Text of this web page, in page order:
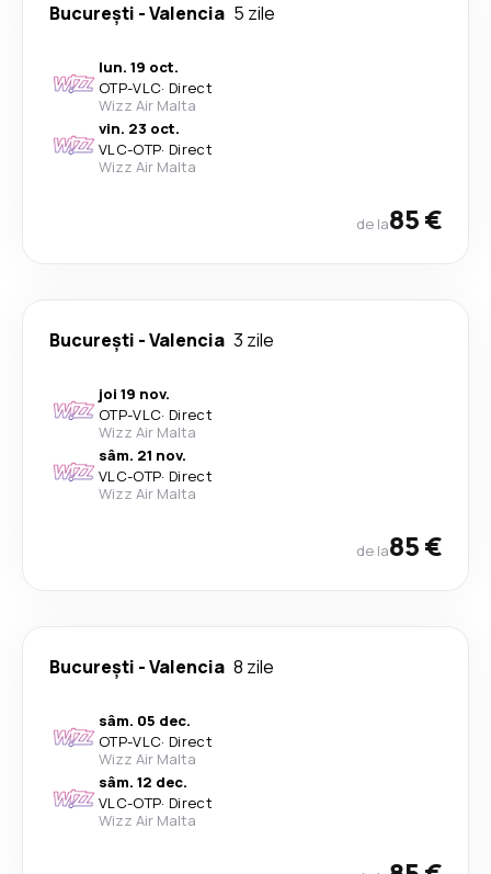
București -Valencia 5 zile
lun. 19 oct.
OTP-VLC· Direct
Wizz Air Malta
vin. 23 oct.
VLC-OTP· Direct
Wizz Air Malta
de la85 €
București -Valencia 3 zile
joi 19 nov.
OTP-VLC· Direct
Wizz Air Malta
sâm. 21 nov.
VLC-OTP· Direct
Wizz Air Malta
de la85 €
București -Valencia 8 zile
sâm. 05 dec.
OTP-VLC· Direct
Wizz Air Malta
sâm. 12 dec.
VLC-OTP· Direct
Wizz Air Malta